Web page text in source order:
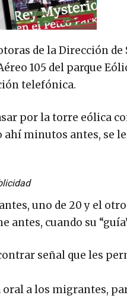
de la Dirección de
105 del parque
telefónica.
por la torre eólica
ahí minutos antes, se
uno de 20 y el
antes, cuando su
señal que les
a los migrantes,